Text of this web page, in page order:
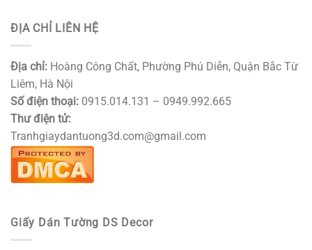
ĐỊA CHỈ LIÊN HỆ
Địa chỉ: Hoàng Công Chất, Phường Phú Diễn, Quận Bắc Từ
Liêm, Hà Nội
Số điện thoại: 0915.014.131 – 0949.992.665
Thư điện tử:
Tranhgiaydantuong3d.com@gmail.com
Giấy Dán Tường DS Decor